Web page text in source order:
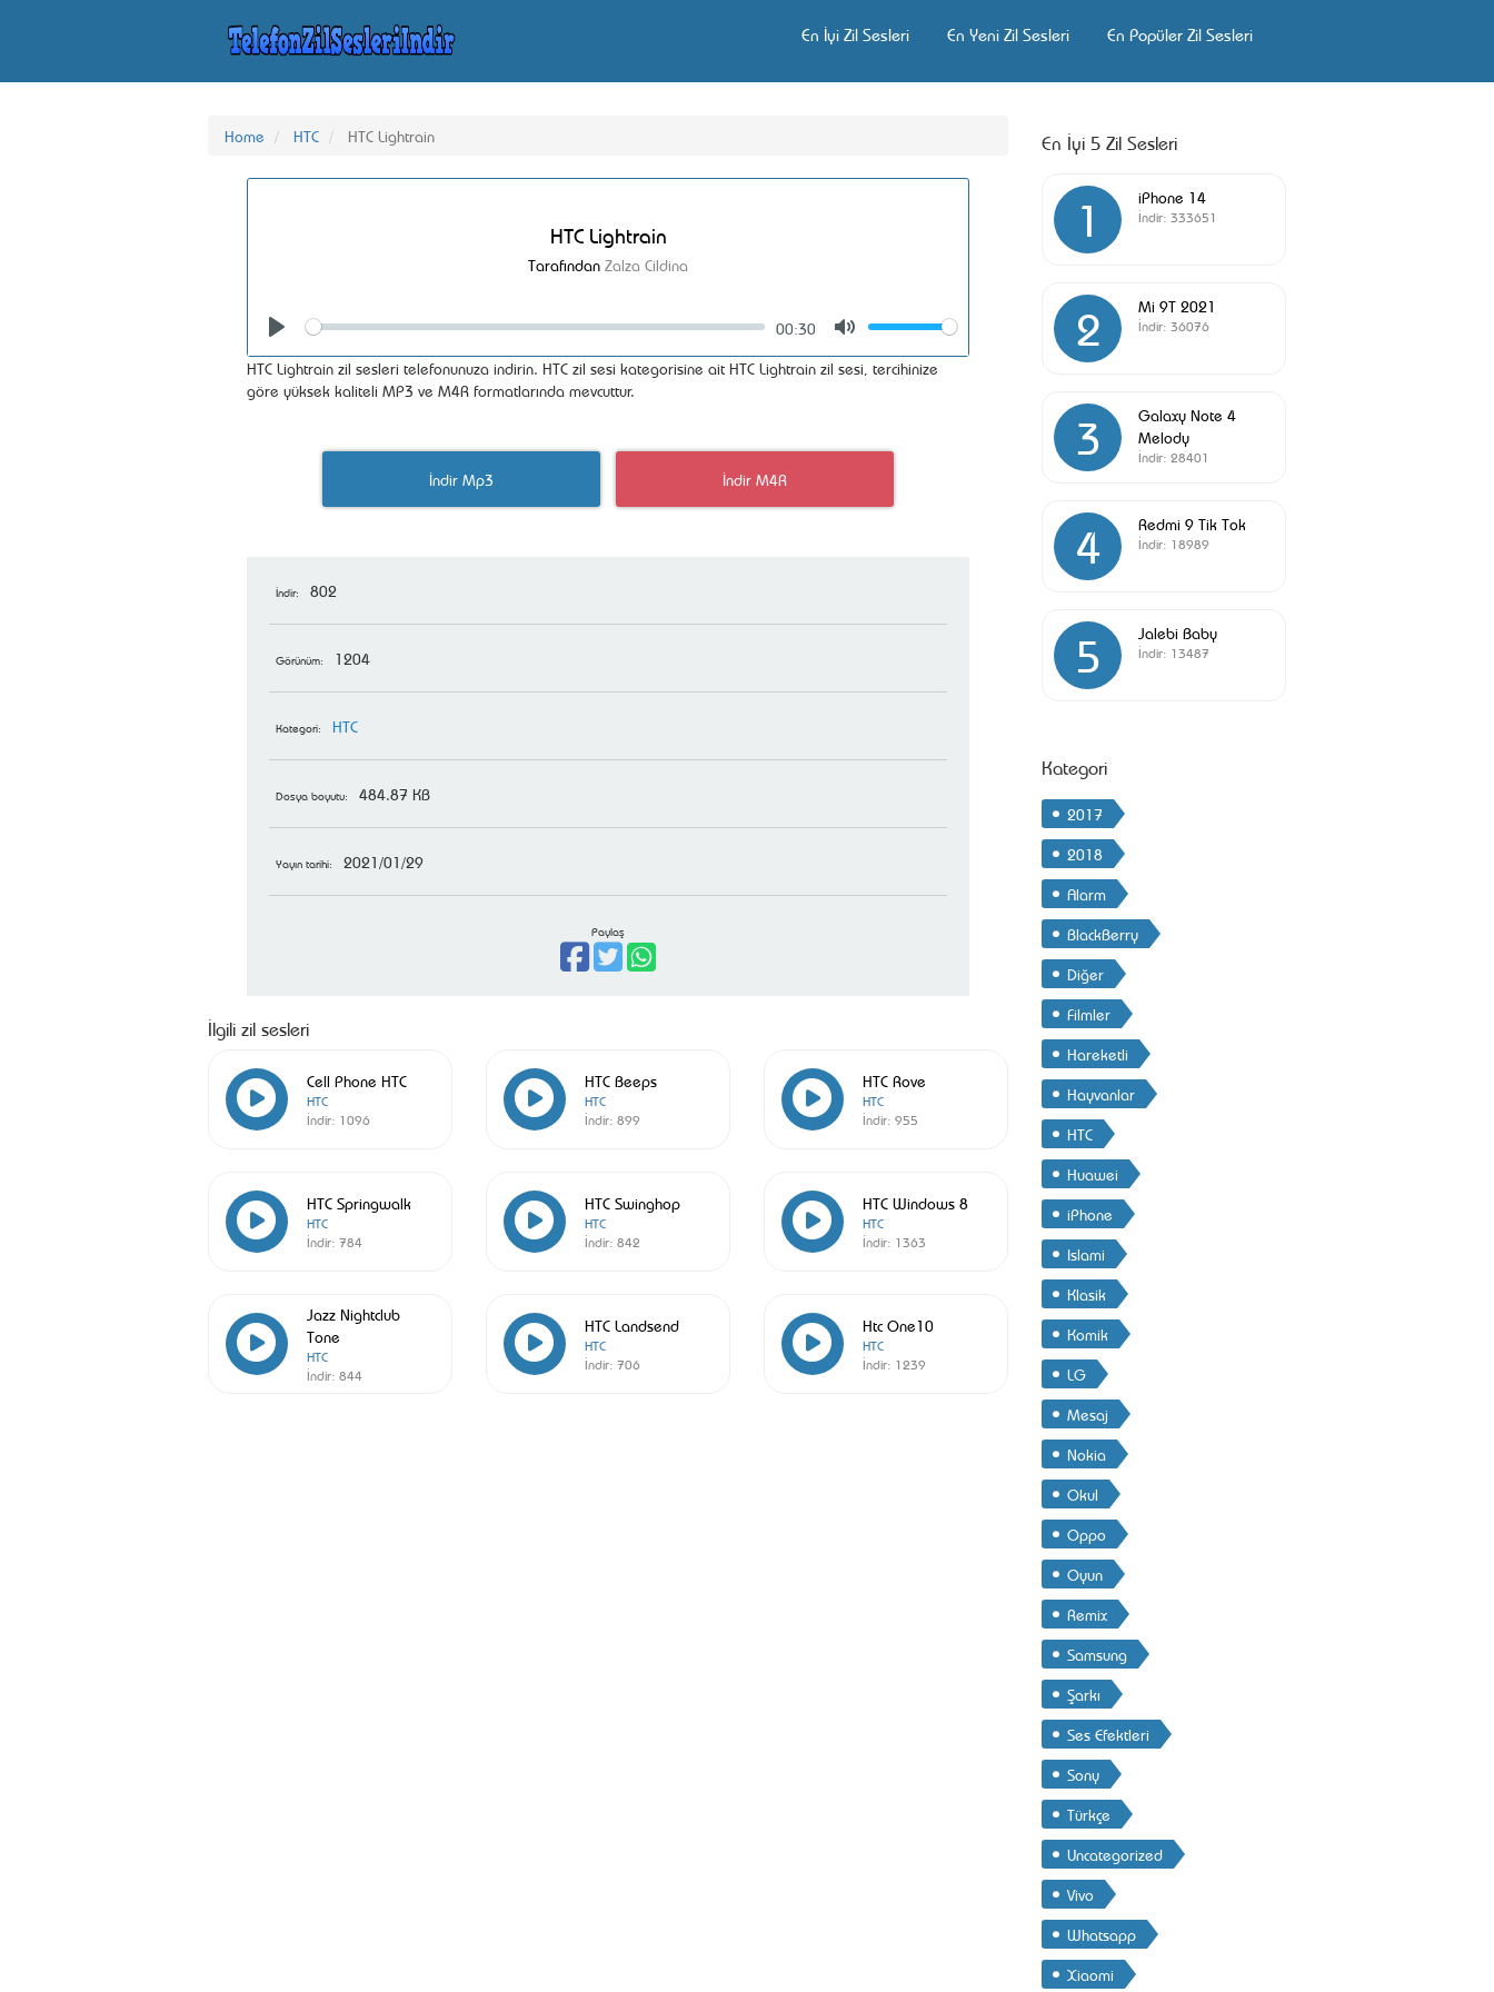
En İyi Zil Sesleri En Yeni Zil Sesleri En Popüler Zil Sesleri
Home HTC HTC Lightrain
HTC Lightrain
Tarafından Zalza Cildina
Seek
00:30
Volume
HTC Lightrain zil sesleri telefonunuza indirin. HTC zil sesi kategorisine ait HTC Lightrain zil sesi, tercihinize
göre yüksek kaliteli MP3 ve M4R formatlarında mevcuttur.
İndir Mp3 İndir M4R
İndir: 802
Görünüm: 1204
Kategori: HTC
Dosya boyutu: 484.87 KB
Yayın tarihi: 2021/01/29
Paylaş
İlgili zil sesleri
Cell Phone HTC
HTC
İndir: 1096
HTC Beeps
HTC
İndir: 899
HTC Rove
HTC
İndir: 955
HTC Springwalk
HTC
İndir: 784
HTC Swinghop
HTC
İndir: 842
HTC Windows 8
HTC
İndir: 1363
Jazz Nightclub
Tone
HTC
İndir: 844
HTC Landsend
HTC
İndir: 706
Htc One10
HTC
İndir: 1239
En İyi 5 Zil Sesleri
1 iPhone 14
İndir: 333651
2 Mi 9T 2021
İndir: 36076
3
Galaxy Note 4
Melody
İndir: 28401
4 Redmi 9 Tik Tok
İndir: 18989
5 Jalebi Baby
İndir: 13487
Kategori
2017
2018
Alarm
BlackBerry
Diğer
Filmler
Hareketli
Hayvanlar
HTC
Huawei
iPhone
Islami
Klasik
Komik
LG
Mesaj
Nokia
Okul
Oppo
Oyun
Remix
Samsung
Şarkı
Ses Efektleri
Sony
Türkçe
Uncategorized
Vivo
Whatsapp
Xiaomi